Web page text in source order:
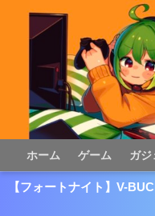
ホーム ゲーム ガジ
【フォートナイト】V-